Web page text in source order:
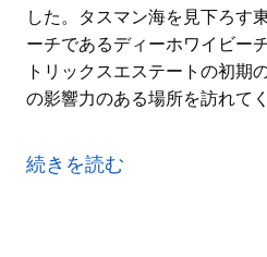
した。タスマン海を見下ろす
ーチであるディーホワイビー
トリックスエステートの初期
の影響力のある場所を訪れて
ビーチが特徴の壮大な海岸線
ビーチサイドの郊外であり、
続きを読む